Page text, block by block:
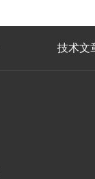
技术文